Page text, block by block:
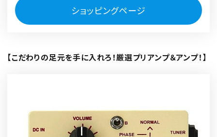
ショッピングページ
ン
【こだわりの足元を手に入れろ！厳選プリアンプ＆アンプ！】